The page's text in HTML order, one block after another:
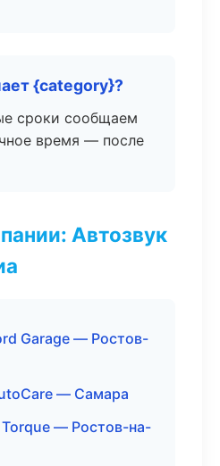
{category}?
сроки сообщаем
время — после
Автозвук
Garage — Ростов-
— Самара
Torque — Ростов-на-